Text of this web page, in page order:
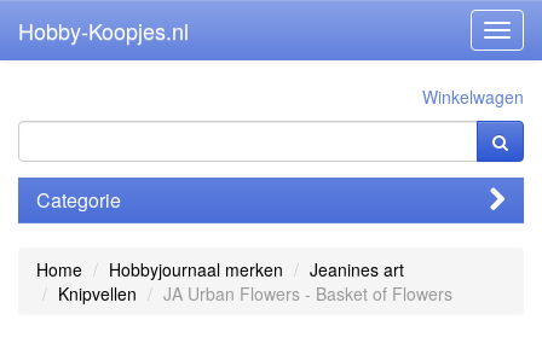
Hobby-Koopjes.nl
Winkelwagen
Categorie
Home Hobbyjournaal merken
Jeanines art
Knipvellen
JA Urban Flowers - Basket of Flowers